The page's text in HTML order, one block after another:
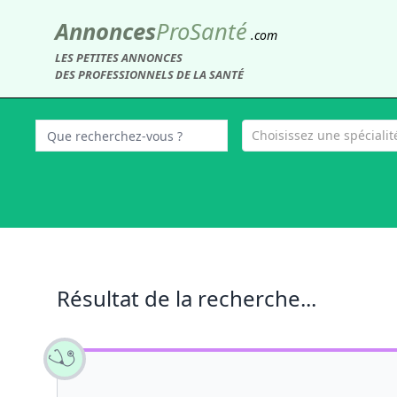
AnnoncesProSanté .com
LES PETITES ANNONCES
DES PROFESSIONNELS DE LA SANTÉ
Choisissez une
Résultat de la recherche...